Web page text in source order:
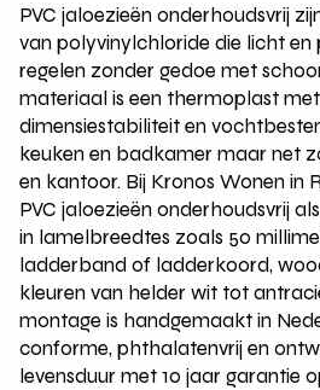
PVC jaloezieën onderhoudsvrij
van polyvinylchloride die licht en
regelen zonder gedoe met
materiaal is een thermoplast
dimensiestabiliteit en
keuken en badkamer maar net
en kantoor. Bij Kronos Wonen in
PVC jaloezieën onderhoudsvrij
in lamelbreedtes zoals 50
ladderband of ladderkoord,
kleuren van helder wit tot
montage is handgemaakt in
conforme, phthalatenvrij en
levensduur met 10 jaar garantie